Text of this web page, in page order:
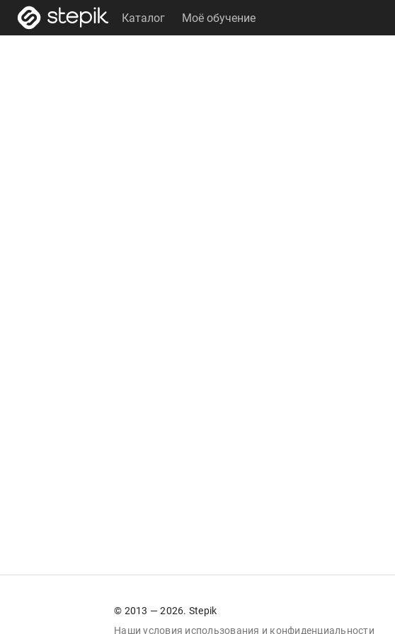
Каталог Моё обучение
© 2013 — 2026. Stepik
Наши условия использования и конфиденциальности